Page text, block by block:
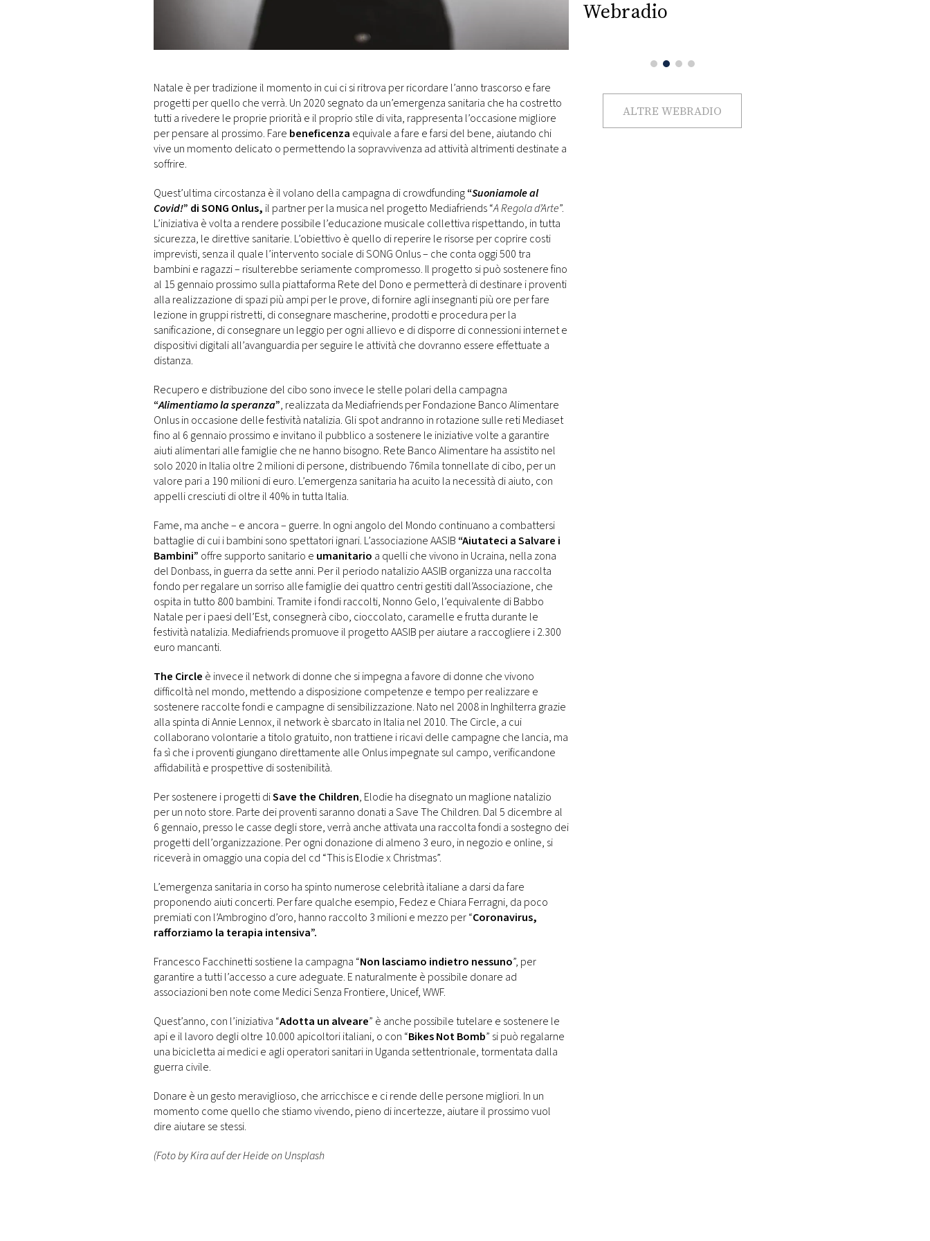
Natale è per tradizione il momento in cui ci si ritrova per ricordare l’anno trascorso e fare
progetti per quello che verrà. Un 2020 segnato da un’emergenza sanitaria che ha costretto
tutti a rivedere le proprie priorità e il proprio stile di vita, rappresenta l’occasione migliore
per pensare al prossimo. Fare beneficenza equivale a fare e farsi del bene, aiutando chi
vive un momento delicato o permettendo la sopravvivenza ad attività altrimenti destinate a
soffrire.
Quest’ultima circostanza è il volano della campagna di crowdfunding“Suoniamole al
Covid!” di SONG Onlus, il partner per la musica nel progetto Mediafriends “A Regola d’Arte”.
L’iniziativa è volta a rendere possibile l’educazione musicale collettiva rispettando, in tutta
sicurezza, le direttive sanitarie. L’obiettivo è quello di reperire le risorse per coprire costi
imprevisti, senza il quale l’intervento sociale di SONG Onlus – che conta oggi 500 tra
bambini e ragazzi – risulterebbe seriamente compromesso. Il progetto si può sostenere fino
al 15 gennaio prossimo sulla piattaforma Rete del Dono e permetterà di destinare i proventi
alla realizzazione di spazi più ampi per le prove, di fornire agli insegnanti più ore per fare
lezione in gruppi ristretti, di consegnare mascherine, prodotti e procedura per la
sanificazione, di consegnare un leggio per ogni allievo e di disporre di connessioni internet e
dispositivi digitali all’avanguardia per seguire le attività che dovranno essere effettuate a
distanza.
Recupero e distribuzione del cibo sono invece le stelle polari della campagna
“Alimentiamo la speranza”, realizzata da Mediafriends per Fondazione Banco Alimentare
Onlus in occasione delle festività natalizia. Gli spot andranno in rotazione sulle reti Mediaset
fino al 6 gennaio prossimo e invitano il pubblico a sostenere le iniziative volte a garantire
aiuti alimentari alle famiglie che ne hanno bisogno. Rete Banco Alimentare ha assistito nel
solo 2020 in Italia oltre 2 milioni di persone, distribuendo 76mila tonnellate di cibo, per un
valore pari a 190 milioni di euro. L’emergenza sanitaria ha acuito la necessità di aiuto, con
appelli cresciuti di oltre il 40% in tutta Italia.
Fame, ma anche – e ancora – guerre. In ogni angolo del Mondo continuano a combattersi
battaglie di cui i bambini sono spettatori ignari. L’associazione AASIB “Aiutateci a Salvare i
Bambini” offre supporto sanitario e umanitario a quelli che vivono in Ucraina, nella zona
del Donbass, in guerra da sette anni. Per il periodo natalizio AASIB organizza una raccolta
fondo per regalare un sorriso alle famiglie dei quattro centri gestiti dall’Associazione, che
ospita in tutto 800 bambini. Tramite i fondi raccolti, Nonno Gelo, l’equivalente di Babbo
Natale per i paesi dell’Est, consegnerà cibo, cioccolato, caramelle e frutta durante le
festività natalizia. Mediafriends promuove il progetto AASIB per aiutare a raccogliere i 2.300
euro mancanti.
The Circle è invece il network di donne che si impegna a favore di donne che vivono
difficoltà nel mondo, mettendo a disposizione competenze e tempo per realizzare e
sostenere raccolte fondi e campagne di sensibilizzazione. Nato nel 2008 in Inghilterra grazie
alla spinta di Annie Lennox, il network è sbarcato in Italia nel 2010. The Circle, a cui
collaborano volontarie a titolo gratuito, non trattiene i ricavi delle campagne che lancia, ma
fa sì che i proventi giungano direttamente alle Onlus impegnate sul campo, verificandone
affidabilità e prospettive di sostenibilità.
Per sostenere i progetti diSave the Children, Elodie ha disegnato un maglione natalizio
per un noto store. Parte dei proventi saranno donati a Save The Children. Dal 5 dicembre al
6 gennaio, presso le casse degli store, verrà anche attivata una raccolta fondi a sostegno dei
progetti dell’organizzazione. Per ogni donazione di almeno 3 euro, in negozio e online, si
riceverà in omaggio una copia del cd “This is Elodie x Christmas”.
L’emergenza sanitaria in corso ha spinto numerose celebrità italiane a darsi da fare
proponendo aiuti concerti. Per fare qualche esempio, Fedez e Chiara Ferragni, da poco
premiati con l’Ambrogino d’oro, hanno raccolto 3 milioni e mezzo per “Coronavirus,
rafforziamo la terapia intensiva”.
Francesco Facchinetti sostiene la campagna “Non lasciamo indietro nessuno”, per
garantire a tutti l’accesso a cure adeguate. E naturalmente è possibile donare ad
associazioni ben note come Medici Senza Frontiere, Unicef, WWF.
Quest’anno, con l’iniziativa “Adotta un alveare” è anche possibile tutelare e sostenere le
api e il lavoro degli oltre 10.000 apicoltori italiani, o con “Bikes Not Bomb” si può regalarne
una bicicletta ai medici e agli operatori sanitari in Uganda settentrionale, tormentata dalla
guerra civile.
Donare è un gesto meraviglioso, che arricchisce e ci rende delle persone migliori. In un
momento come quello che stiamo vivendo, pieno di incertezze, aiutare il prossimo vuol
dire aiutare se stessi.
(Foto by Kira auf der Heide on Unsplash
Webradio
ALTRE WEBRADIO